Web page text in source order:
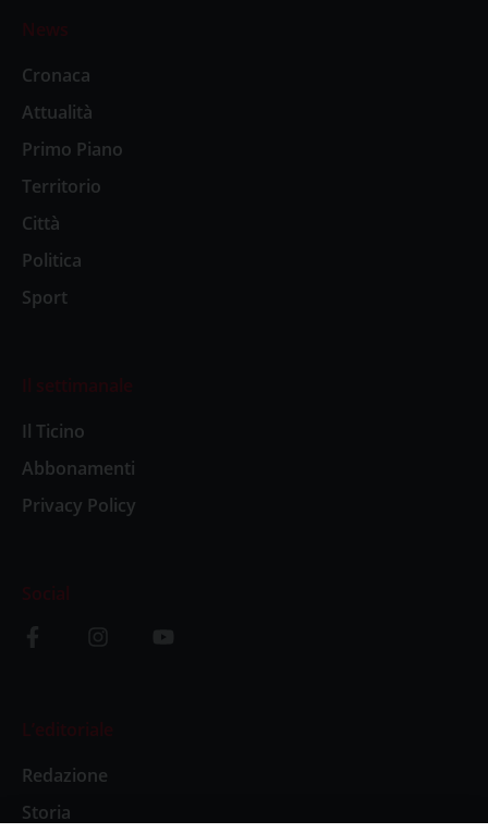
News
Cronaca
Attualità
Primo Piano
Territorio
Città
Politica
Sport
Il settimanale
Il Ticino
Abbonamenti
Privacy Policy
Social
L’editoriale
Redazione
Storia